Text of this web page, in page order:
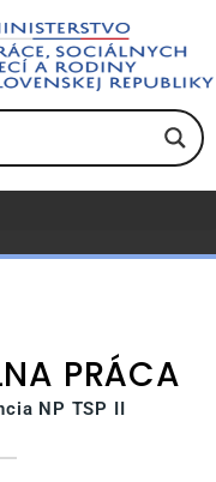
PRÁCA
NP TSP II